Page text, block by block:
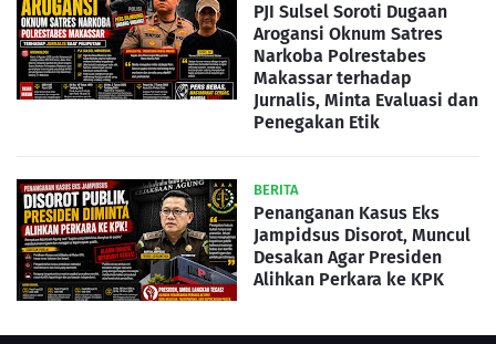
PJI Sulsel Soroti Dugaan
Arogansi Oknum Satres
Narkoba Polrestabes
Makassar terhadap
Jurnalis, Minta Evaluasi dan
Penegakan Etik
BERITA
Penanganan Kasus Eks
Jampidsus Disorot, Muncul
Desakan Agar Presiden
Alihkan Perkara ke KPK